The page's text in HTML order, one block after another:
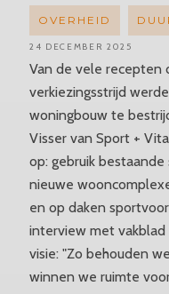
Van de vele recepten
verkiezingsstrijd
woningbouw te
Visser van Sport +
op: gebruik
nieuwe
en op daken
interview met vakblad
visie: "Zo behouden
winnen we ruimte
OVERHEID
24 DECEMBER 2025